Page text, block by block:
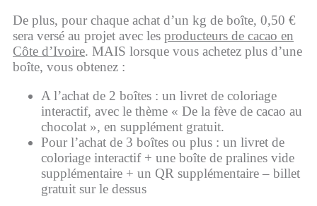
De plus, pour chaque achat d’un kg de boîte, 0,50 €
sera versé au projet avec les producteurs de cacao en
Côte d’Ivoire. MAIS lorsque vous achetez plus d’une
boîte, vous obtenez :
A l’achat de 2 boîtes : un livret de coloriage
interactif, avec le thème « De la fève de cacao au
chocolat », en supplément gratuit.
Pour l’achat de 3 boîtes ou plus : un livret de
coloriage interactif + une boîte de pralines vide
supplémentaire + un QR supplémentaire – billet
gratuit sur le dessus